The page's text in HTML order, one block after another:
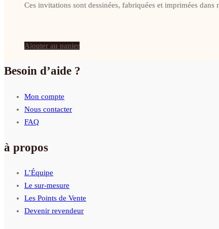
Ces invitations sont dessinées, fabriquées et imprimées dans
Ajouter au panier
Besoin d’aide ?
Mon compte
Nous contacter
FAQ
à propos
L’Équipe
Le sur-mesure
Les Points de Vente
Devenir revendeur